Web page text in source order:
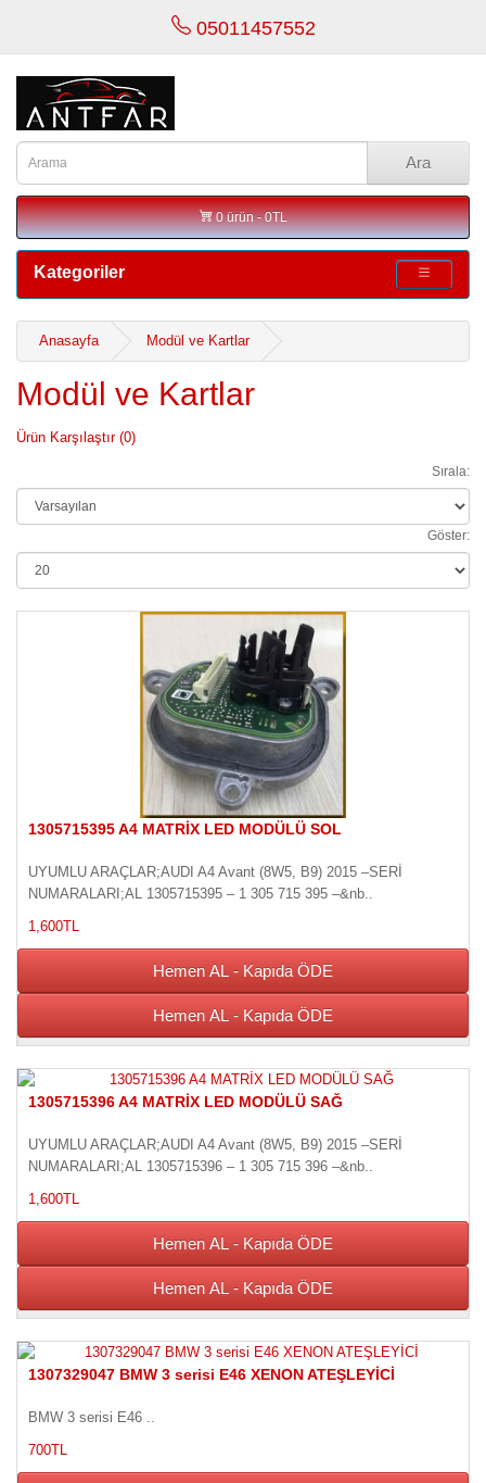
05011457552
Ara
0 ürün - 0TL
Kategoriler
Anasayfa Modül ve Kartlar
Modül ve Kartlar
Ürün Karşılaştır (0)
Sırala:
Göster:
1305715395 A4 MATRİX LED MODÜLÜ SOL
UYUMLU ARAÇLAR;AUDI A4 Avant (8W5, B9) 2015 –SERİ
NUMARALARI;AL 1305715395 – 1 305 715 395 –&nb..
1,600TL
Hemen AL - Kapıda ÖDE
Hemen AL - Kapıda ÖDE
1305715396 A4 MATRİX LED MODÜLÜ SAĞ
UYUMLU ARAÇLAR;AUDI A4 Avant (8W5, B9) 2015 –SERİ
NUMARALARI;AL 1305715396 – 1 305 715 396 –&nb..
1,600TL
Hemen AL - Kapıda ÖDE
Hemen AL - Kapıda ÖDE
1307329047 BMW 3 serisi E46 XENON ATEŞLEYİCİ
BMW 3 serisi E46 ..
700TL